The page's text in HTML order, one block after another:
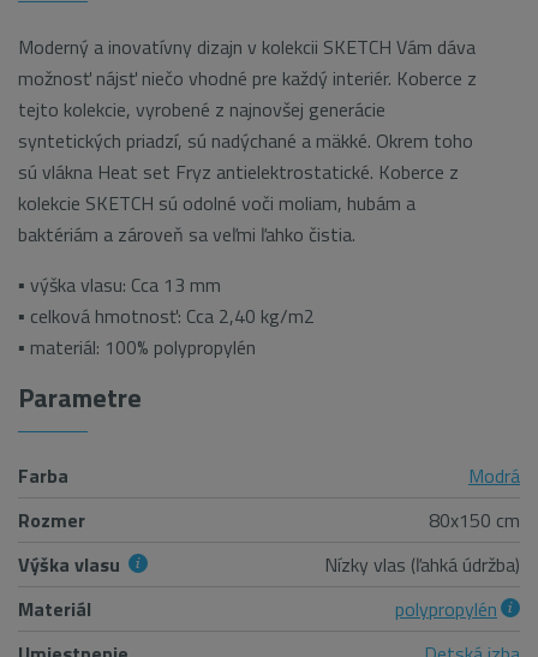
Moderný a inovatívny dizajn v kolekcii SKETCH Vám dáva
možnosť nájsť niečo vhodné pre každý interiér. Koberce z
tejto kolekcie, vyrobené z najnovšej generácie
syntetických priadzí, sú nadýchané a mäkké. Okrem toho
sú vlákna Heat set Fryz antielektrostatické. Koberce z
kolekcie SKETCH sú odolné voči moliam, hubám a
baktériám a zároveň sa veľmi ľahko čistia.
▪ výška vlasu: Cca 13 mm
▪ celková hmotnosť: Cca 2,40 kg/m2
▪ materiál: 100% polypropylén
Parametre
Farba
Modrá
Rozmer
80x150 cm
Výška vlasu
Nízky vlas (ľahká údržba)
Materiál
polypropylén